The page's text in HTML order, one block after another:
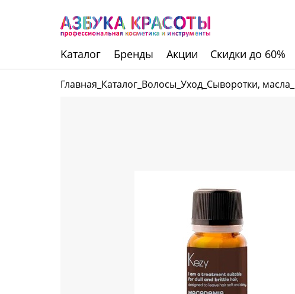
Kаталог Бренды Акции Скидки до 60%
Главная Каталог Волосы Уход Сыворотки, масла